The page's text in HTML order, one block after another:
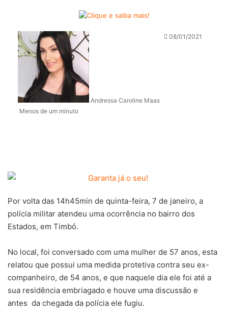
Andressa Caroline Maas
08/01/2021
Menos de um minuto
Por volta das 14h45min de quinta-feira, 7 de janeiro, a
polícia militar atendeu uma ocorrência no bairro dos
Estados, em Timbó.
No local, foi conversado com uma mulher de 57 anos, esta
relatou que possui uma medida protetiva contra seu ex-
companheiro, de 54 anos, e que naquele dia ele foi até a
sua residência embriagado e houve uma discussão e
antes da chegada da polícia ele fugiu.